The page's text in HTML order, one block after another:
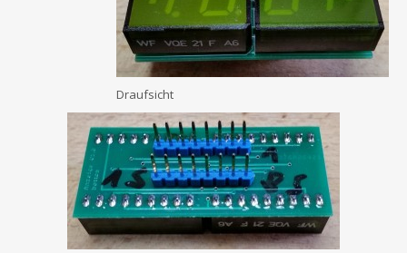
Draufsicht